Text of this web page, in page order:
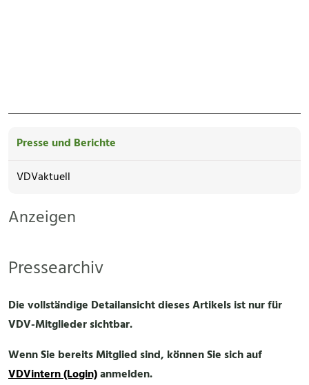
Presse und Berichte
VDVaktuell
Anzeigen
Pressearchiv
Die vollständige Detailansicht dieses Artikels ist nur für
VDV-Mitglieder sichtbar.
Wenn Sie bereits Mitglied sind, können Sie sich auf
VDVintern (Login)anmelden.